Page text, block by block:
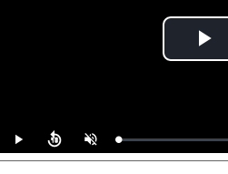
Play UnmuteLoaded:
0%